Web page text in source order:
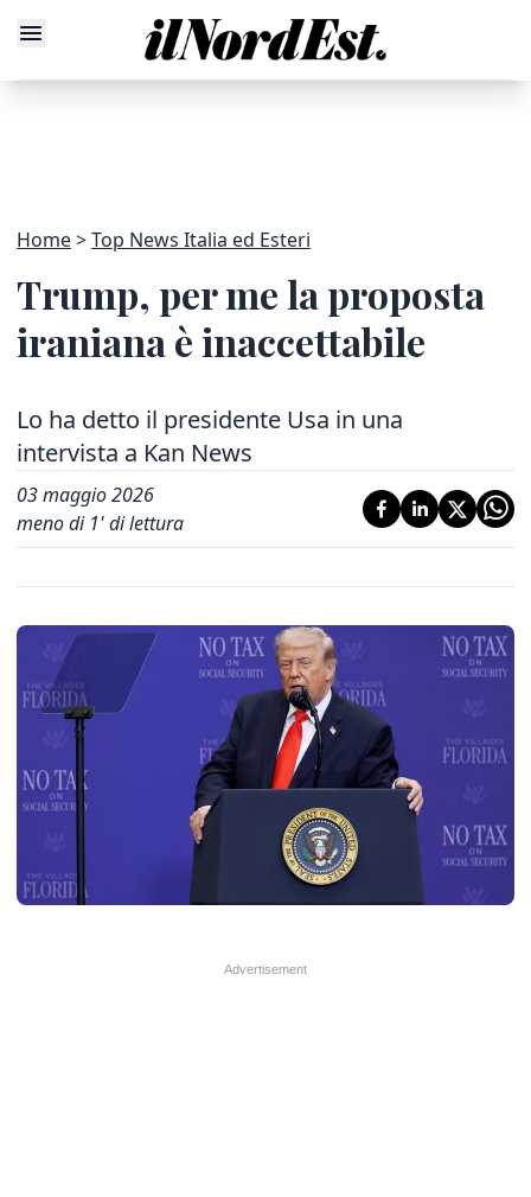
Home Top News Italia ed Esteri
Trump, per me la proposta
iraniana è inaccettabile
Lo ha detto il presidente Usa in una
intervista a Kan News
03 maggio 2026
meno di 1' di lettura